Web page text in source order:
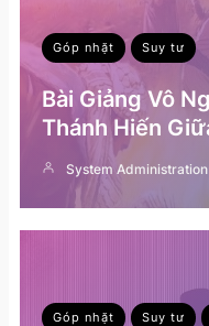
Góp nhặt Suy tư
Bài Giảng Vô
Thánh Hiến
System Administration
Góp nhặt Suy tư